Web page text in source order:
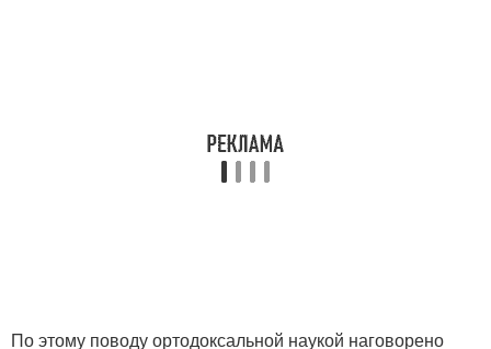
По этому поводу ортодоксальной наукой наговорено